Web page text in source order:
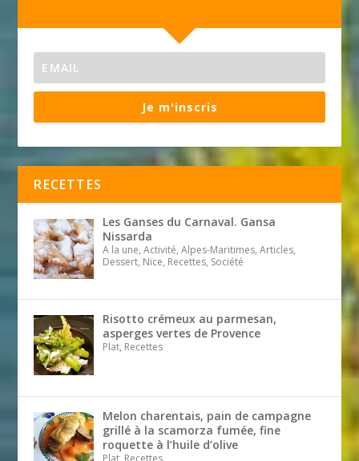
Je m'inscris
RECETTES
Les Ganses du Carnaval. Gansa
Nissarda
A la une, Activité, Alpes-Maritimes, Articles,
Dessert, Nice, Recettes, Société
Risotto crémeux au parmesan,
asperges vertes de Provence
Plat, Recettes
Melon charentais, pain de campagne
grillé à la scamorza fumée, fine
roquette à l’huile d’olive
Plat, Recettes